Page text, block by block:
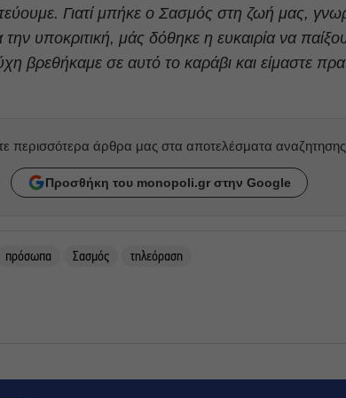
Γιατί μπήκε ο Σασμός στη ζωή μας,
υποκριτική, μάς δόθηκε η ευκαιρία να
βρεθήκαμε σε αυτό το καράβι και είμαστε
περισσότερα άρθρα μας στα αποτελέσματα αναζητησης
Προσθήκη του monopoli.gr στην Google
πρόσωπα Σασμός τηλεόραση